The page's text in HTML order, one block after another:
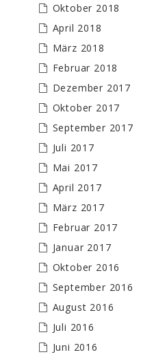
Oktober 2018
April 2018
März 2018
Februar 2018
Dezember 2017
Oktober 2017
September 2017
Juli 2017
Mai 2017
April 2017
März 2017
Februar 2017
Januar 2017
Oktober 2016
September 2016
August 2016
Juli 2016
Juni 2016